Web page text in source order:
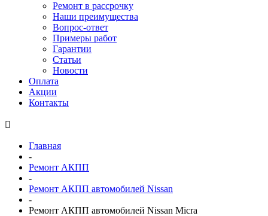
Ремонт в рассрочку
Наши преимущества
Вопрос-ответ
Примеры работ
Гарантии
Статьи
Новости
Оплата
Акции
Контакты
Главная
-
Ремонт АКПП
-
Ремонт АКПП автомобилей Nissan
-
Ремонт АКПП автомобилей Nissan Micra